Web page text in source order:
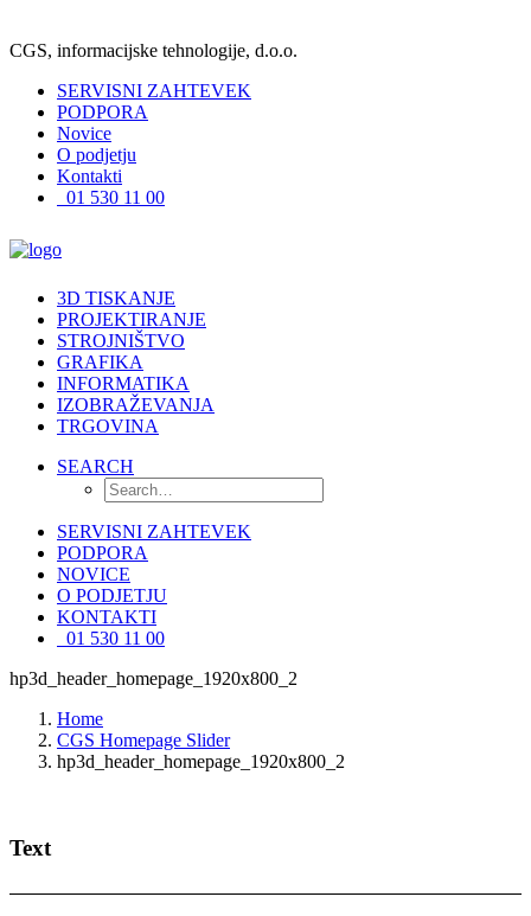
CGS, informacijske tehnologije, d.o.o.
SERVISNI ZAHTEVEK
PODPORA
Novice
O podjetju
Kontakti
01 530 11 00
3D TISKANJE
PROJEKTIRANJE
STROJNIŠTVO
GRAFIKA
INFORMATIKA
IZOBRAŽEVANJA
TRGOVINA
SEARCH
SERVISNI ZAHTEVEK
PODPORA
NOVICE
O PODJETJU
KONTAKTI
01 530 11 00
hp3d_header_homepage_1920x800_2
Home
CGS Homepage Slider
hp3d_header_homepage_1920x800_2
Text